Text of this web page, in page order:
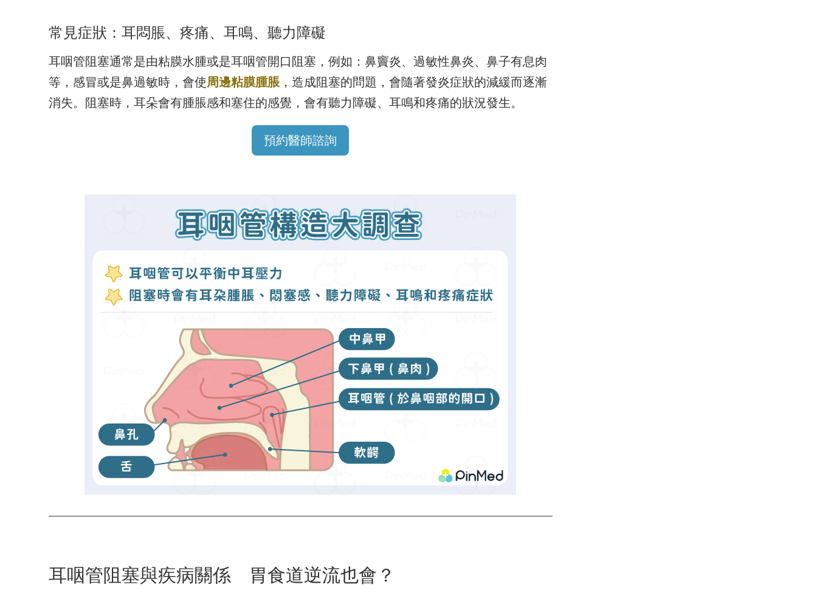
常見症狀：耳悶脹、疼痛、耳鳴、聽力障礙
耳咽管阻塞通常是由粘膜水腫或是耳咽管開口阻塞，例如：鼻竇炎、過敏性鼻炎、鼻子有息肉
等，感冒或是鼻過敏時，會使周邊粘膜腫脹 ，造成阻塞的問題，會隨著發炎症狀的減緩而逐漸
消失。阻塞時，耳朵會有腫脹感和塞住的感覺，會有聽力障礙、耳鳴和疼痛的狀況發生。
預約醫師諮詢
耳咽管阻塞與疾病關係 胃食道逆流也會？